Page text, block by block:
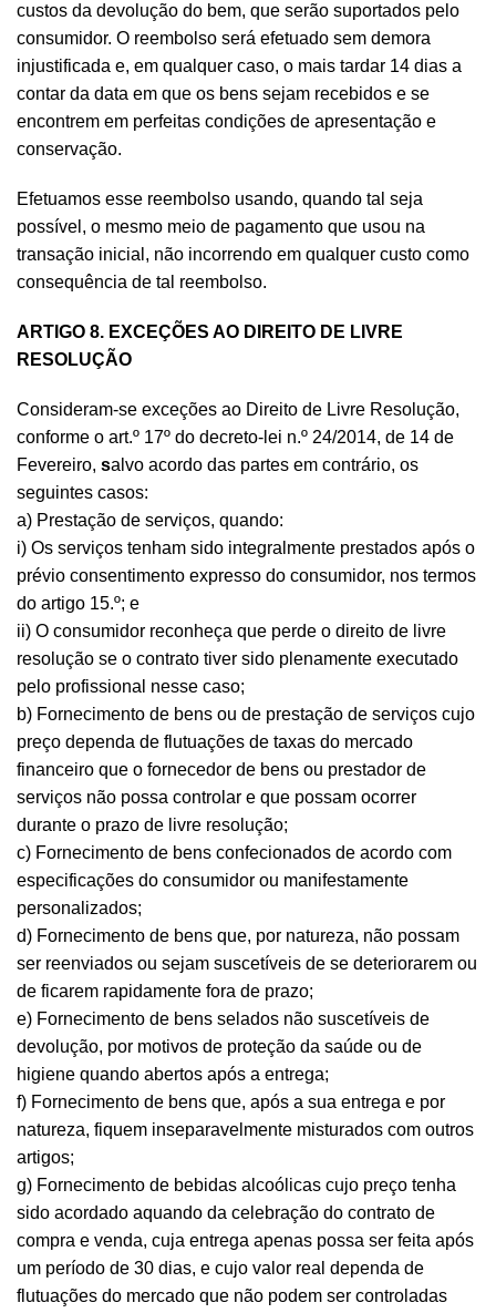
custos da devolução do bem, que serão suportados pelo
consumidor. O reembolso será efetuado sem demora
injustificada e, em qualquer caso, o mais tardar 14 dias a
contar da data em que os bens sejam recebidos e se
encontrem em perfeitas condições de apresentação e
conservação.
Efetuamos esse reembolso usando, quando tal seja
possível, o mesmo meio de pagamento que usou na
transação inicial, não incorrendo em qualquer custo como
consequência de tal reembolso.
ARTIGO 8. EXCEÇÕES AO DIREITO DE LIVRE
RESOLUÇÃO
Consideram-se exceções ao Direito de Livre Resolução,
conforme o art.º 17º do decreto-lei n.º 24/2014, de 14 de
Fevereiro, salvo acordo das partes em contrário, os
seguintes casos:
a) Prestação de serviços, quando:
i) Os serviços tenham sido integralmente prestados após o
prévio consentimento expresso do consumidor, nos termos
do artigo 15.º; e
ii) O consumidor reconheça que perde o direito de livre
resolução se o contrato tiver sido plenamente executado
pelo profissional nesse caso;
b) Fornecimento de bens ou de prestação de serviços cujo
preço dependa de flutuações de taxas do mercado
financeiro que o fornecedor de bens ou prestador de
serviços não possa controlar e que possam ocorrer
durante o prazo de livre resolução;
c) Fornecimento de bens confecionados de acordo com
especificações do consumidor ou manifestamente
personalizados;
d) Fornecimento de bens que, por natureza, não possam
ser reenviados ou sejam suscetíveis de se deteriorarem ou
de ficarem rapidamente fora de prazo;
e) Fornecimento de bens selados não suscetíveis de
devolução, por motivos de proteção da saúde ou de
higiene quando abertos após a entrega;
f) Fornecimento de bens que, após a sua entrega e por
natureza, fiquem inseparavelmente misturados com outros
artigos;
g) Fornecimento de bebidas alcoólicas cujo preço tenha
sido acordado aquando da celebração do contrato de
compra e venda, cuja entrega apenas possa ser feita após
um período de 30 dias, e cujo valor real dependa de
flutuações do mercado que não podem ser controladas